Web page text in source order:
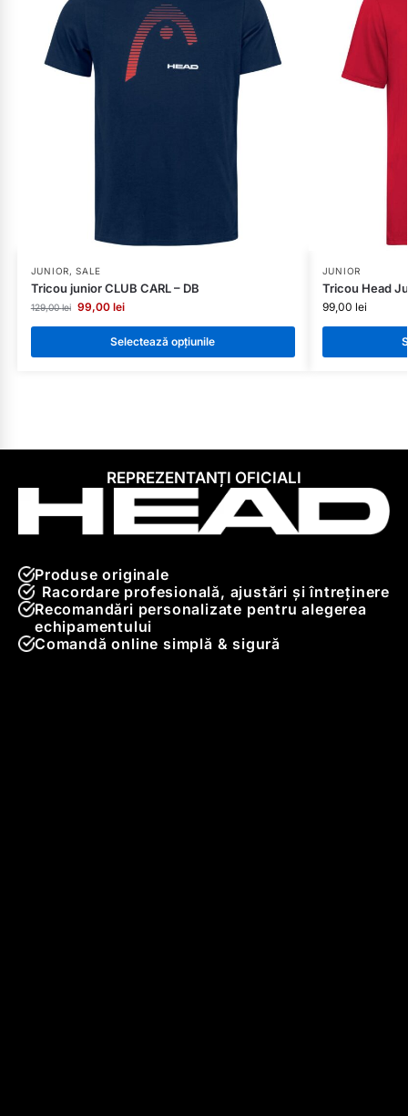
JUNIOR,SALE
Tricou junior CLUB CARL – DB
129,00lei 99,00 lei
Selectează opțiunile
JUNIOR
Tricou Head
99,00 lei
REPREZENTANȚI OFICIALI
Produse originale
Racordare profesională, ajustări și întreținere
Recomandări personalizate pentru alegerea
echipamentului
Comandă online simplă & sigură